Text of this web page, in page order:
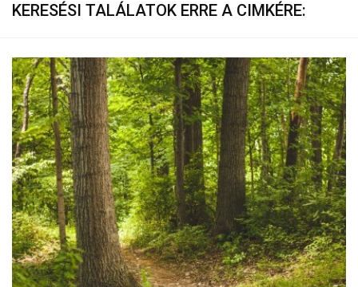
KERESÉSI TALÁLATOK ERRE A CIMKÉRE: